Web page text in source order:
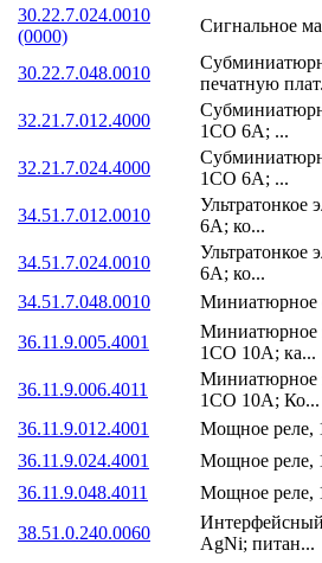
30.22.7.024.0010
(0000)
Сигнальное
30.22.7.048.0010
печатную
32.21.7.012.4000
1CO 6A; ...
32.21.7.024.4000
1CO 6A; ...
34.51.7.012.0010
Ультратонкое
6A; ко...
34.51.7.024.0010
Ультратонкое
6A; ко...
34.51.7.048.0010
Миниатюрное
36.11.9.005.4001
Миниатюрное
1CO 10A; ка...
36.11.9.006.4011
Миниатюрное
1CO 10A; Ко...
36.11.9.012.4001
Мощное реле,
36.11.9.024.4001
Мощное реле,
36.11.9.048.4011
Мощное реле,
38.51.0.240.0060
Интерфейсный
AgNi; питан...